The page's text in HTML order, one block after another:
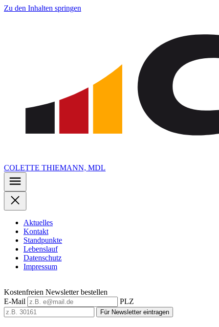
Zu den Inhalten springen
COLETTE THIEMANN, MDL
Aktuelles
Kontakt
Standpunkte
Lebenslauf
Datenschutz
Impressum
Kostenfreien Newsletter bestellen
E-Mail
PLZ
Für Newsletter eintragen